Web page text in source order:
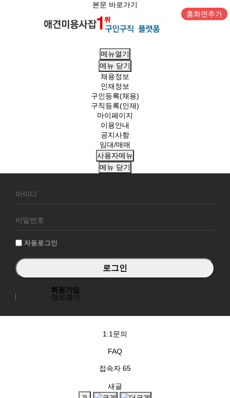
본문 바로가기
홈화면추가
메뉴열기
메뉴 닫기
채용정보
인재정보
구인등록(채용)
구직등록(인재)
마이페이지
이용안내
공지사항
임대/매매
사용자메뉴
메뉴 닫기
원
그
자동로그인
회원가입
정보찾기
1:1문의
FAQ
접속자 65
새글